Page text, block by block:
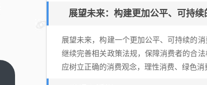
展望未来：构建更加公平、可持续
展望未来，构建一个更加公平、可持续的
继续完善相关政策法规，保障消费者的合
应树立正确的消费观念，理性消费、绿色消